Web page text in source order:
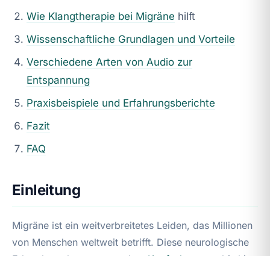
Wie Klangtherapie bei Migräne hilft
Wissenschaftliche Grundlagen und Vorteile
Verschiedene Arten von Audio zur
Entspannung
Praxisbeispiele und Erfahrungsberichte
Fazit
FAQ
Einleitung
Migräne ist ein weitverbreitetes Leiden, das Millionen
von Menschen weltweit betrifft. Diese neurologische